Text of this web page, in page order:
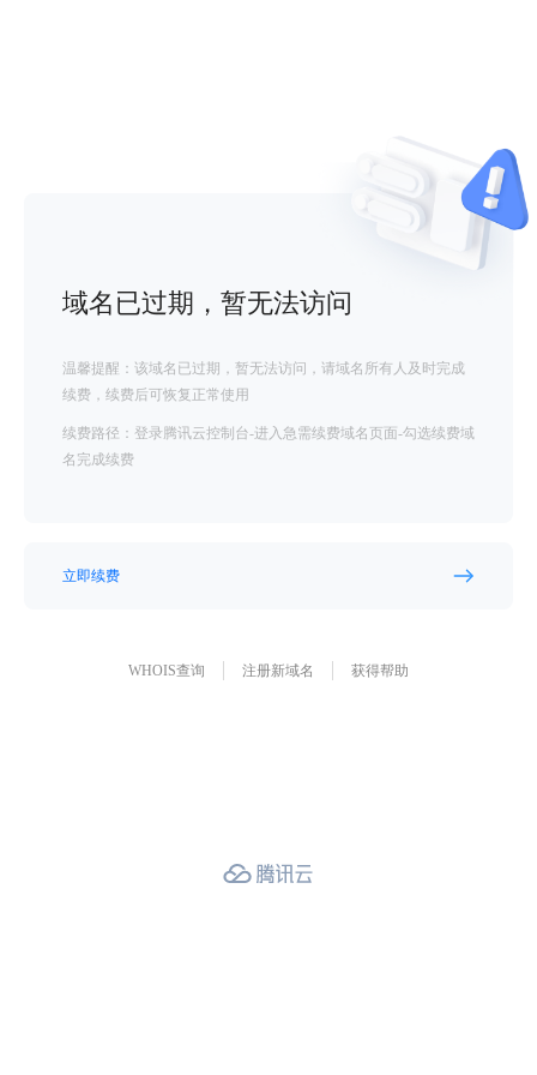
域名已过期，暂无法访问
温馨提醒：该域名已过期，暂无法访问，请域名所有人及时完成
续费，续费后可恢复正常使用
续费路径：登录腾讯云控制台-进入急需续费域名页面-勾选续费域
名完成续费
立即续费
WHOIS查询 注册新域名 获得帮助